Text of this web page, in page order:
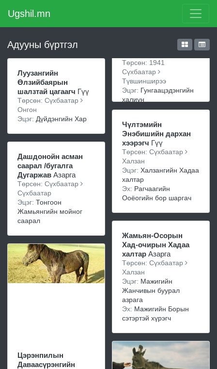
Ugshil.mn
Адууны бүртгэл
Луузангийн
Өлзийбаярын
шалзтай цагаагч Гүү
Төрсөн: Сүхбаатар
Онгон
Эцэг: Дүйдэнгийн Хар
Дашдонойн асман
саарал /бугалга
Дугаржав Азарга
Төрсөн: Сүхбаатар
Сүхбаатар
Эцэг: Тонгоон
Жамьянгийн мойног
саарал
Цэрэнпилын
Даваасүрэнгийн
Төрсөн: 1941
Сүхбаатар
Түвшинширээ
Эцэг: Гунгаацэдэнгийн
халиун
Чүлтэмийн
Энэбишийн дархан
хээрэгч Гүү
Төрсөн: Сүхбаатар
Халзан
Эцэг: Халзангийн Хадаа
халтар
Эх: Рагчаагийн
Ооёогийн бор шаргач
Жамьян-Осорын
Хад-очирын Хадаа
халтар Азарга
Төрсөн: Сүхбаатар
Халзан
Эцэг: Мажигийн
Жанчивын буурал
азрага
Эх: Мажигийн Борын
сэтэртэй хүрэгч